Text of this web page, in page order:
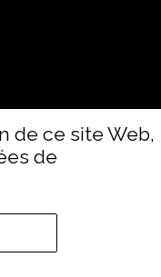
de ce site Web,
de